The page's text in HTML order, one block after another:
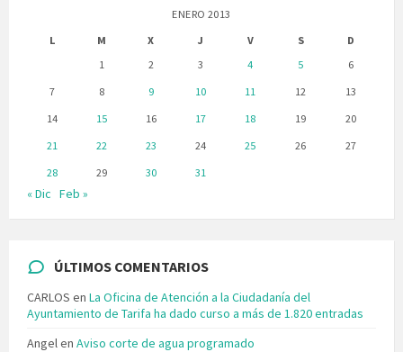
ENERO 2013
L
M X J V S
D
1
2 3 4 5
6
7
8 9 10 11 12
13
14
15 16 17 18 19
20
21
22 23 24 25 26
27
28
29 30 31
« Dic Feb »
ÚLTIMOS COMENTARIOS
CARLOS en La Oficina de Atención a la Ciudadanía del
Ayuntamiento de Tarifa ha dado curso a más de 1.820 entradas
Angelen Aviso corte de agua programado